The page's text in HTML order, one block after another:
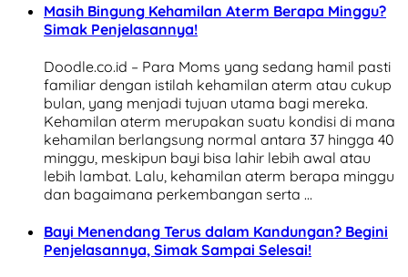
Masih Bingung Kehamilan Aterm Berapa Minggu?
Simak Penjelasannya!
Doodle.co.id – Para Moms yang sedang hamil pasti
familiar dengan istilah kehamilan aterm atau cukup
bulan, yang menjadi tujuan utama bagi mereka.
Kehamilan aterm merupakan suatu kondisi di mana
kehamilan berlangsung normal antara 37 hingga 40
minggu, meskipun bayi bisa lahir lebih awal atau
lebih lambat. Lalu, kehamilan aterm berapa minggu
dan bagaimana perkembangan serta …
Bayi Menendang Terus dalam Kandungan? Begini
Penjelasannya, Simak Sampai Selesai!